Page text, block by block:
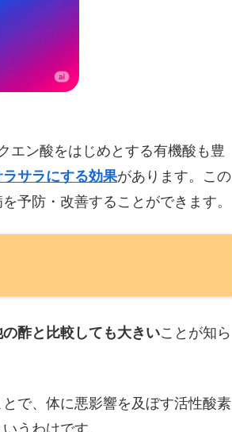
エン酸をはじめとする有機酸も豊
サラにする効果があります。この
予防・改善することができます。
酢と比較しても大きいことが知ら
で、体に悪影響を及ぼす活性酸素